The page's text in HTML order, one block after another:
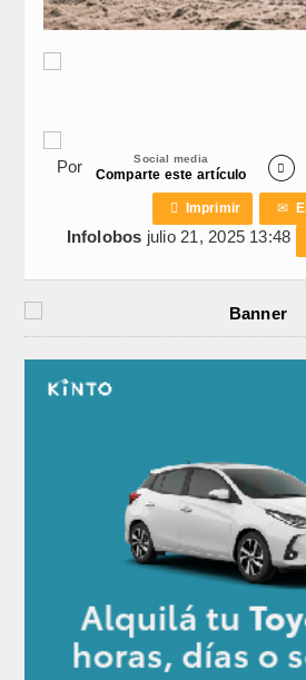
Social media
Comparte este artículo 
 Imprimir ✉
Por
Infolobos julio 21, 2025 13:48